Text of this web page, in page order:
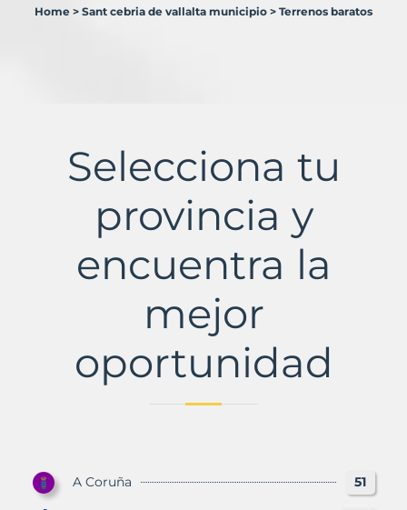
Vallalta
Municipio
Murbalands
Home > Sant cebria de vallalta municipio > Terrenos baratos
Selecciona tu
provincia y
encuentra la
mejor
oportunidad
A Coruña 51